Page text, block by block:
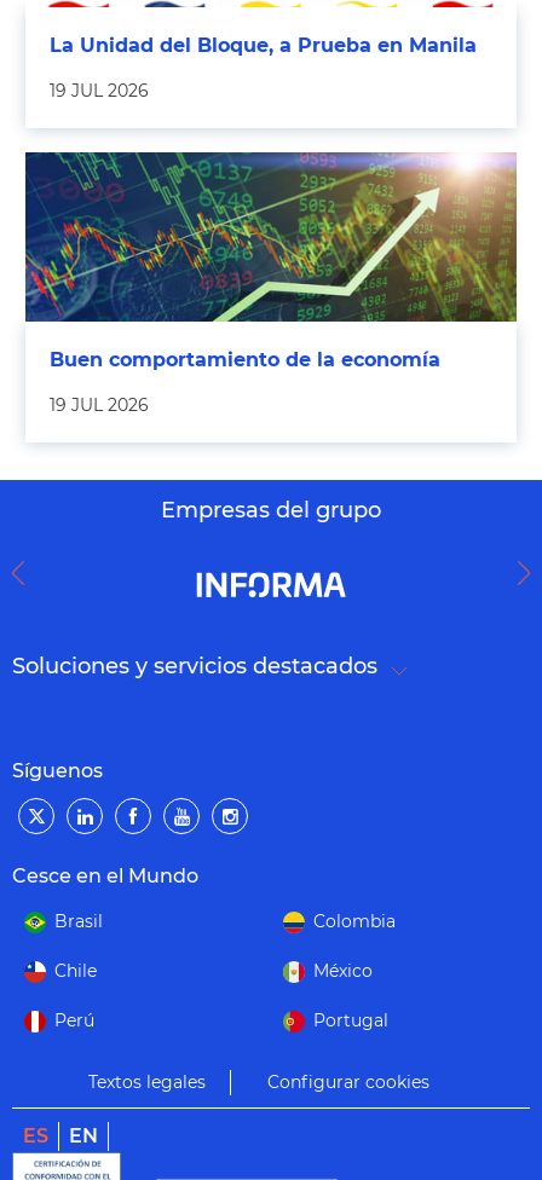
La Unidad del Bloque, a Prueba en Manila
19 JUL 2026
Buen comportamiento de la economía
19 JUL 2026
Empresas del grupo
Soluciones y servicios destacados
Síguenos
Cesce en el Mundo
Brasil Colombia
Chile México
Perú Portugal
Textos legales Configurar cookies
ES EN